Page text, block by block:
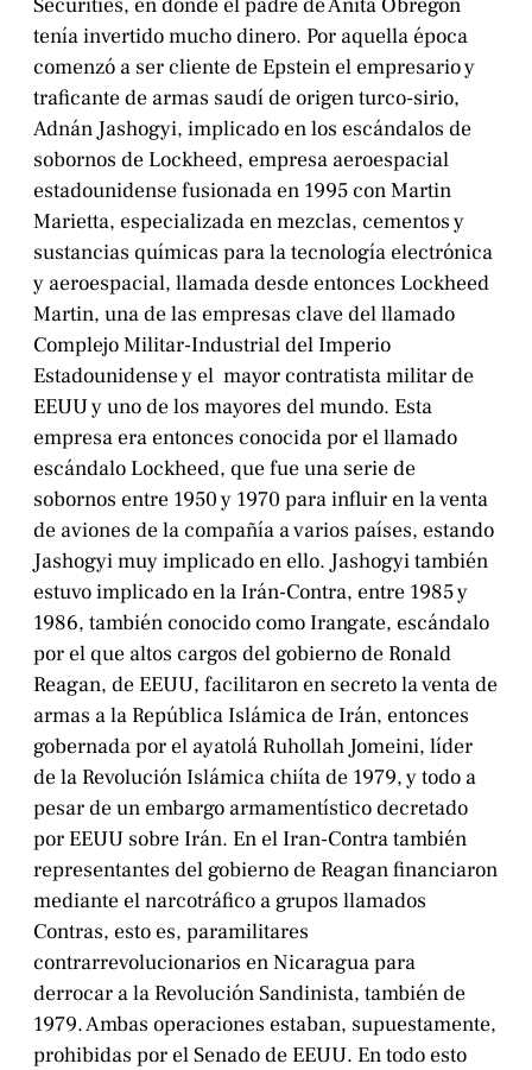
tenía invertido mucho dinero. Por aquella época
comenzó a ser cliente de Epstein el empresario y
traficante de armas saudí de origen turco-sirio,
Adnán Jashogyi, implicado en los escándalos de
sobornos de Lockheed, empresa aeroespacial
estadounidense fusionada en 1995 con Martin
Marietta, especializada en mezclas, cementos y
sustancias químicas para la tecnología electrónica
y aeroespacial, llamada desde entonces Lockheed
Martin, una de las empresas clave del llamado
Complejo Militar-Industrial del Imperio
Estadounidense y el mayor contratista militar de
EEUU y uno de los mayores del mundo. Esta
empresa era entonces conocida por el llamado
escándalo Lockheed, que fue una serie de
sobornos entre 1950 y 1970 para influir en la venta
de aviones de la compañía a varios países, estando
Jashogyi muy implicado en ello. Jashogyi también
estuvo implicado en la Irán-Contra, entre 1985 y
1986, también conocido como Irangate, escándalo
por el que altos cargos del gobierno de Ronald
Reagan, de EEUU, facilitaron en secreto la venta de
armas a la República Islámica de Irán, entonces
gobernada por el ayatolá Ruhollah Jomeini, líder
de la Revolución Islámica chiíta de 1979, y todo a
pesar de un embargo armamentístico decretado
por EEUU sobre Irán. En el Iran-Contra también
representantes del gobierno de Reagan financiaron
mediante el narcotráfico a grupos llamados
Contras, esto es, paramilitares
contrarrevolucionarios en Nicaragua para
derrocar a la Revolución Sandinista, también de
1979. Ambas operaciones estaban, supuestamente,
prohibidas por el Senado de EEUU. En todo esto